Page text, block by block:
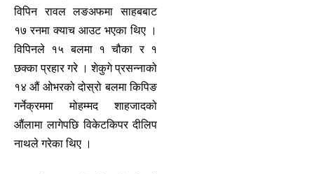
विपिन रावल लङअफमा साहबबाट
१७ रनमा क्याच आउट भएका थिए ।
विपिनले १५ बलमा १ चौका र १
छक्का प्रहार गरे । शेकुगे प्रसन्नाको
१४ औं ओभरको दोस्रो बलमा किपिङ
गर्नेक्रममा मोहम्मद शाहजादको
औंलामा लागेपछि विकेटकिपर दीलिप
नाथले गरेका थिए ।